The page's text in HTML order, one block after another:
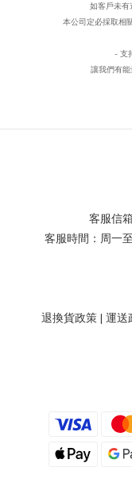
如客戶未有
本公司定必採取相
- 支
讓我們有
客服信
客服時間：周一
退換貨政策 | 運送